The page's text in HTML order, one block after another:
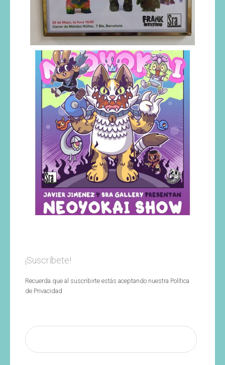
¡Suscríbete!
Recuerda que al suscribirte estás aceptando nuestra Política
de Privacidad